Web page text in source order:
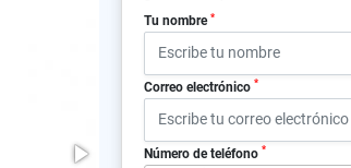
Tu nombre *
Correo electrónico *
Número de teléfono *